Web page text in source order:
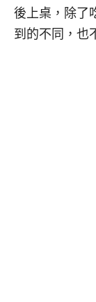
後上桌，除了
到的不同，也